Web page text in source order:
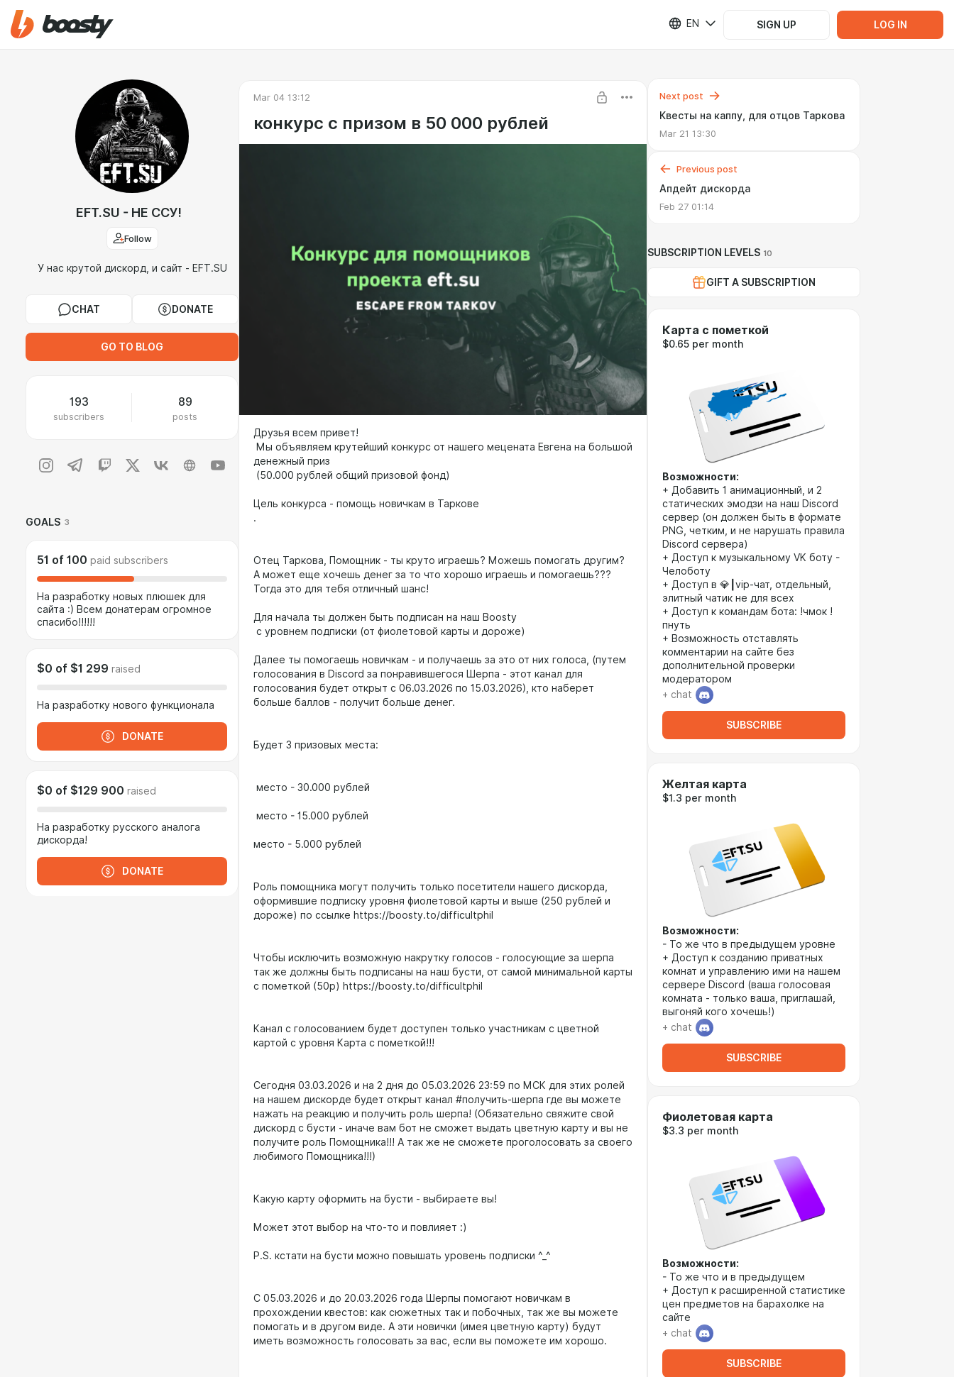
EN SIGN UP LOG IN
EFT.SU - НЕ ССУ!
Follow
У нас крутой дискорд, и сайт - EFT.SU
CHAT DONATE
GO TO BLOG
193
subscribers
89
posts
GOALS 3
51 of 100 paid subscribers
На разработку новых плюшек для
сайта :) Всем донатерам огромное
спасибо!!!!!!
$0 of $1 299 raised
На разработку нового функционала
DONATE
$0 of $129 900 raised
На разработку русского аналога
дискорда!
DONATE
Mar 04 13:12
конкурс с призом в 50 000 рублей
Друзья всем привет!
Мы объявляем крутейший конкурс от нашего мецената Евгена на большой
денежный приз
(50.000 рублей общий призовой фонд)
Цель конкурса - помощь новичкам в Таркове
.
Отец Таркова, Помощник - ты круто играешь? Можешь помогать другим?
А может еще хочешь денег за то что хорошо играешь и помогаешь???
Тогда это для тебя отличный шанс!
Для начала ты должен быть подписан на наш Boosty
с уровнем подписки (от фиолетовой карты и дороже)
Далее ты помогаешь новичкам - и получаешь за это от них голоса, (путем
голосования в Discord за понравившегося Шерпа - этот канал для
голосования будет открыт с 06.03.2026 по 15.03.2026), кто наберет
больше баллов - получит больше денег.
Будет 3 призовых места:
место - 30.000 рублей
место - 15.000 рублей
место - 5.000 рублей
Роль помощника могут получить только посетители нашего дискорда,
оформившие подписку уровня фиолетовой карты и выше (250 рублей и
дороже) по ссылке https://boosty.to/difficultphil
Чтобы исключить возможную накрутку голосов - голосующие за шерпа
так же должны быть подписаны на наш бусти, от самой минимальной карты
с пометкой (50р) https://boosty.to/difficultphil
Канал с голосованием будет доступен только участникам с цветной
картой с уровня Карта с пометкой!!!
Сегодня 03.03.2026 и на 2 дня до 05.03.2026 23:59 по МСК для этих ролей
на нашем дискорде будет открыт канал #получить-шерпа где вы можете
нажать на реакцию и получить роль шерпа! (Обязательно свяжите свой
дискорд с бусти - иначе вам бот не сможет выдать цветную карту и вы не
получите роль Помощника!!! А так же не сможете проголосовать за своего
любимого Помощника!!!)
Какую карту оформить на бусти - выбираете вы!
Может этот выбор на что-то и повлияет :)
P.S. кстати на бусти можно повышать уровень подписки ^_^
С 05.03.2026 и до 20.03.2026 года Шерпы помогают новичкам в
прохождении квестов: как сюжетных так и побочных, так же вы можете
помогать и в другом виде. А эти новички (имея цветную карту) будут
иметь возможность голосовать за вас, если вы поможете им хорошо.
Next post
Квесты на каппу, для отцов Таркова
Mar 21 13:30
Previous post
Апдейт дискорда
Feb 27 01:14
SUBSCRIPTION LEVELS 10
GIFT A SUBSCRIPTION
Карта с пометкой
$0.65 per month
Возможности:
+ Добавить 1 анимационный, и 2
статических эмодзи на наш Discord
сервер (он должен быть в формате
PNG, четким, и не нарушать правила
Discord сервера)
+ Доступ к музыкальному VK боту -
Челоботу
+ Доступ в ⁠💎┃vip-чат, отдельный,
элитный чатик не для всех
+ Доступ к командам бота: !чмок !
пнуть
+ Возможность отставлять
комментарии на сайте без
дополнительной проверки
модератором
+ chat
SUBSCRIBE
Желтая карта
$1.3 per month
Возможности:
- То же что в предыдущем уровне
+ Доступ к созданию приватных
комнат и управлению ими на нашем
сервере Discord (ваша голосовая
комната - только ваша, приглашай,
выгоняй кого хочешь!)
+ chat
SUBSCRIBE
Фиолетовая карта
$3.3 per month
Возможности:
- То же что и в предыдущем
+ Доступ к расширенной статистике
цен предметов на барахолке на
сайте
+ chat
SUBSCRIBE